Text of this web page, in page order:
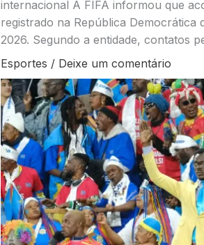
internacional A FIFA informou que
registrado na República Democrática
2026. Segundo a entidade, contatos
Esportes / Deixe um comentário